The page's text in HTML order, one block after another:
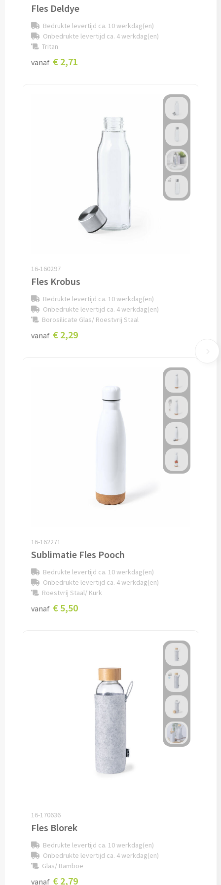
Potloden bedrukken
Markeerstiften bedrukken
Kinderschrijfwaren bedrukken
Notitieboekjes & Schrijfmappen
Notitieblokken bedrukken
Schrijfmappen bedrukken
Memo's
Memoblaadjes bedrukken
Memo boekjes bedrukken
Custom made muismatten
Agenda's bedrukken
Bureau onderleggers bedrukken
Papier- & Memohouders bedrukken
Pennenhouders bedrukken
Overige bureau artikelen
Handmatige paraplu's bedrukken
Automatische paraplu's bedrukken
Stormparaplu's bedrukken
Fles Deldye
Bedrukte levertijd ca. 10 werkdag(en)
Onbedrukte levertijd ca. 4 werkdag(en)
Tritan
vanaf € 2,71
16-160297
Fles Krobus
Bedrukte levertijd ca. 10 werkdag(en)
Onbedrukte levertijd ca. 4 werkdag(en)
Borosilicate Glas/ Roestvrij Staal
vanaf € 2,29
16-162271
Sublimatie Fles Pooch
Bedrukte levertijd ca. 10 werkdag(en)
Onbedrukte levertijd ca. 4 werkdag(en)
Roestvrij Staal/ Kurk
vanaf € 5,50
16-170636
Fles Blorek
Bedrukte levertijd ca. 10 werkdag(en)
Onbedrukte levertijd ca. 4 werkdag(en)
Glas/ Bamboe
vanaf € 2,79